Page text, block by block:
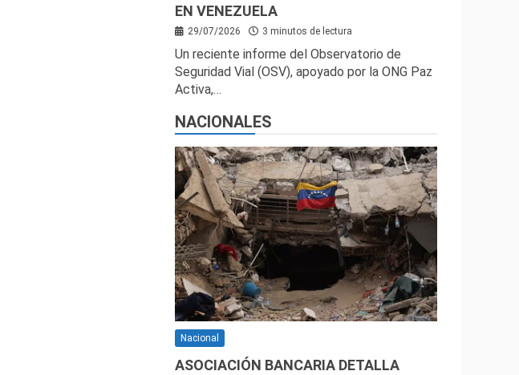
EN VENEZUELA
29/07/2026 3 minutos de lectura
Un reciente informe del Observatorio de
Seguridad Vial (OSV), apoyado por la ONG Paz
Activa,…
NACIONALES
Nacional
ASOCIACIÓN BANCARIA DETALLA